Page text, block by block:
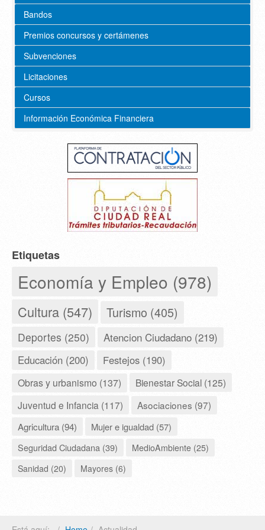
Bandos
Premios concursos y certámenes
Subvenciones
Licitaciones
Cursos
Información Económica Financiera
Etiquetas
Economía y Empleo (978)
Cultura (547) Turismo (405)
Deportes (250) Atencion Ciudadano (219)
Educación (200) Festejos (190)
Obras y urbanismo (137)
Bienestar Social (125)
Juventud e Infancia (117)
Asociaciones (97)
Agricultura (94)
Mujer e igualdad (57)
Seguridad Ciudadana (39)
MedioAmbiente (25)
Sanidad (20)
Mayores (6)